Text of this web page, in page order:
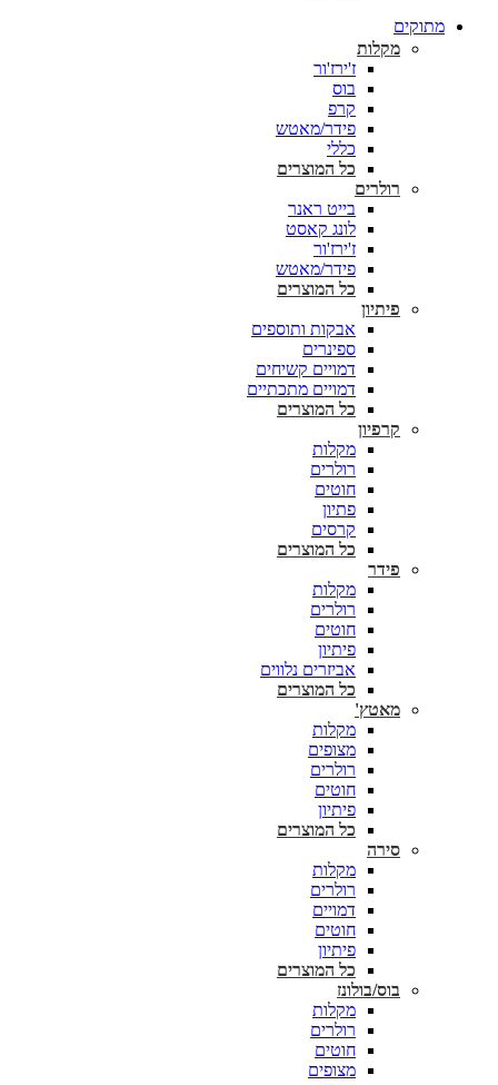
מתוקים
מקלות
ז'ירז'ור
בוס
קרפ
פידר/מאטש
כללי
כל המוצרים
רולרים
בייט ראנר
לונג קאסט
ז'ירז'ור
פידר/מאטש
כל המוצרים
פיתיון
אבקות ותוספים
ספינרים
דמויים קשיחים
דמויים מתכתיים
כל המוצרים
קרפיון
מקלות
רולרים
חוטים
פתיון
קרסים
כל המוצרים
פידר
מקלות
רולרים
חוטים
פיתיון
אביזרים נלווים
כל המוצרים
מאטץ'
מקלות
מצופים
רולרים
חוטים
פיתיון
כל המוצרים
סירה
מקלות
רולרים
דמויים
חוטים
פיתיון
כל המוצרים
בוס/בולונז
מקלות
רולרים
חוטים
מצופים